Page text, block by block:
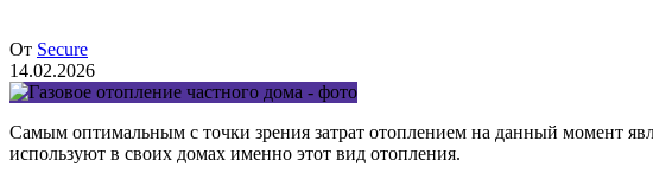
От Secure
14.02.2026
Самым оптимальным с точки зрения затрат отоплением на данный момент
используют в своих домах именно этот вид отопления.